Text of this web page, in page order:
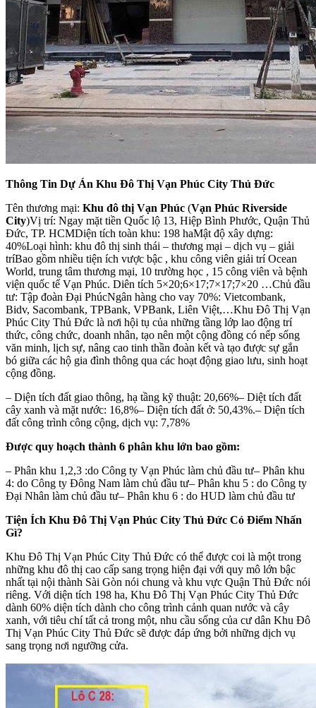
Thông Tin Dự Án Khu Đô Thị Vạn Phúc City Thủ Đức
Tên thương mại: Khu đô thị Vạn Phúc (Vạn Phúc Riverside
City)Vị trí: Ngay mặt tiền Quốc lộ 13, Hiệp Bình Phước, Quận Thủ
Đức, TP. HCMDiện tích toàn khu: 198 haMật độ xây dựng:
40%Loại hình: khu đô thị sinh thái – thương mại – dịch vụ – giải
tríBao gồm nhiều tiện ích vược bậc , khu công viên giải trí Ocean
World, trung tâm thương mại, 10 trường học , 15 công viên và bệnh
viện quốc tế Vạn Phúc. Diên tích 5×20;6×17;7×17;7×20 …Chủ đầu
tư: Tập đoàn Đại PhúcNgân hàng cho vay 70%: Vietcombank,
Bidv, Sacombank, TPBank, VPBank, Liên Việt,…Khu Đô Thị Vạn
Phúc City Thủ Đức là nơi hội tụ của những tầng lớp lao động trí
thức, công chức, doanh nhân, tạo nên một cộng đồng có nếp sống
văn minh, lịch sự, nâng cao tinh thần đoàn kết và tạo được sự gắn
bó giữa các hộ gia đình thông qua các hoạt động giao lưu, sinh hoạt
cộng đồng.
– Diện tích đất giao thông, hạ tầng kỹ thuật: 20,66%– Diệt tích đất
cây xanh và mặt nước: 16,8%– Diện tích đất ở: 50,43%.– Diện tích
đất công trình công cộng, dịch vụ: 7,78%
Được quy hoạch thành 6 phân khu lớn bao gồm:
– Phân khu 1,2,3 :do Công ty Vạn Phúc làm chủ đầu tư– Phân khu
4: do Công ty Đông Nam làm chủ đầu tư– Phân khu 5 : do Công ty
Đại Nhân làm chủ đầu tư– Phân khu 6 : do HUD làm chủ đầu tư
Tiện Ích Khu Đô Thị Vạn Phúc City Thủ Đức Có Điểm Nhấn
Gì?
Khu Đô Thị Vạn Phúc City Thủ Đức có thể được coi là một trong
những khu đô thị cao cấp sang trọng hiện đại với quy mô lớn bậc
nhất tại nội thành Sài Gòn nói chung và khu vực Quận Thủ Đức nói
riêng. Với diện tích 198 ha, Khu Đô Thị Vạn Phúc City Thủ Đức
dành 60% diện tích dành cho công trình cảnh quan nước và cây
xanh, với tiêu chí tất cả trong một, nhu cầu sống của cư dân Khu Đô
Thị Vạn Phúc City Thủ Đức sẽ được đáp ứng bởi những dịch vụ
sang trọng nơi ngưỡng cửa.